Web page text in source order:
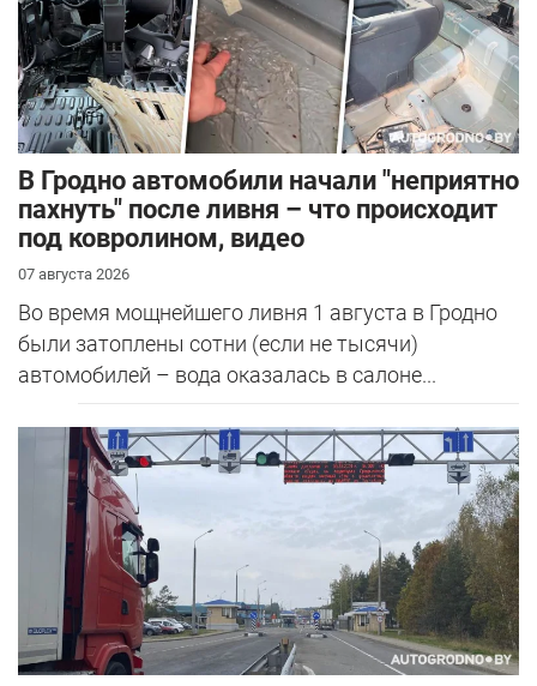
В Гродно автомобили начали "неприятно
пахнуть" после ливня – что происходит
под ковролином, видео
07 августа 2026
Во время мощнейшего ливня 1 августа в Гродно
были затоплены сотни (если не тысячи)
автомобилей – вода оказалась в салоне...